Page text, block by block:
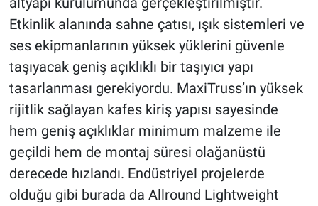
Etkinlik alanında sahne çatısı, ışık sistemleri ve
ses ekipmanlarının yüksek yüklerini güvenle
taşıyacak geniş açıklıklı bir taşıyıcı yapı
tasarlanması gerekiyordu. MaxiTruss’ın yüksek
rijitlik sağlayan kafes kiriş yapısı sayesinde
hem geniş açıklıklar minimum malzeme ile
geçildi hem de montaj süresi olağanüstü
derecede hızlandı. Endüstriyel projelerde
olduğu gibi burada da Allround Lightweight